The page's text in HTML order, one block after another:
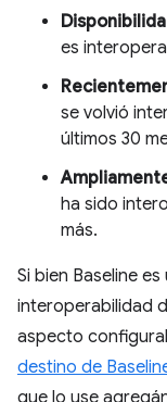
es
se volvió
últimos 30
ha sido
más.
Si bien Baseline
interoperabilidad
aspecto
destino de
que lo use